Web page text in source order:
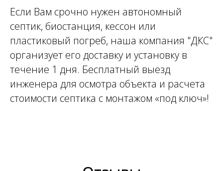
Если Вам срочно нужен автономный
септик, биостанция, кессон или
пластиковый погреб, наша компания "ДКС"
организует его доставку и установку в
течение 1 дня. Бесплатный выезд
инженера для осмотра объекта и расчета
стоимости септика с монтажом «под ключ»!